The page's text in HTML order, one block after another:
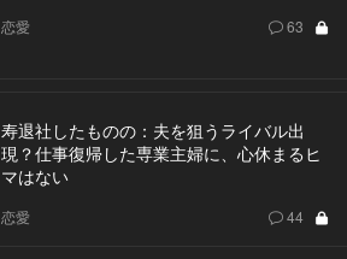
恋愛 63
寿退社したものの：夫を狙うライバル出
現？仕事復帰した専業主婦に、心休まるヒ
マはない
恋愛 44